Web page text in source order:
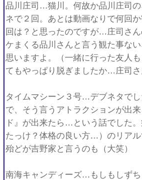
品川庄司…猫川。何故か品川庄司
ネで２回。あとは動画なりで何回
回は？と思ったのですが…庄司さ
ケまくる品川さんと言う観た事な
思いますよ。（一緒に行った友人
てもやっぱり脱ぎましたか…庄司
タイムマシーン３号…デブネタで
で、そう言うアトラクションが出
ド』が出来たら…という話でした
たっけ？体格の良い方…）のリア
殆どが吉野家と言うのも（大笑）
南海キャンディーズ…もしもしず